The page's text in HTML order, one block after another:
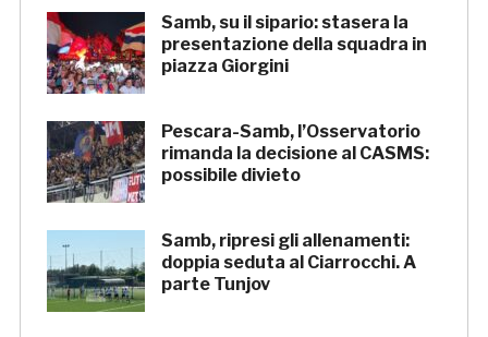
Samb, su il sipario: stasera la
presentazione della squadra in
piazza Giorgini
Pescara-Samb, l’Osservatorio
rimanda la decisione al CASMS:
possibile divieto
Samb, ripresi gli allenamenti:
doppia seduta al Ciarrocchi. A
parte Tunjov